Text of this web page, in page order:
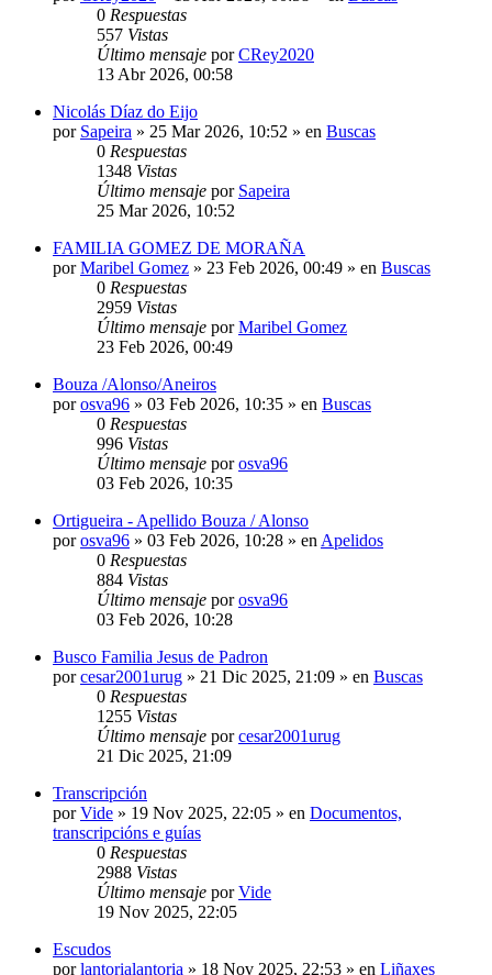
0 Respuestas
557 Vistas
Último mensaje porCRey2020
13 Abr 2026, 00:58
Nicolás Díaz do Eijo
por Sapeira » 25 Mar 2026, 10:52 » en Buscas
0 Respuestas
1348 Vistas
Último mensaje por Sapeira
25 Mar 2026, 10:52
FAMILIA GOMEZ DE MORAÑA
porMaribel Gomez » 23 Feb 2026, 00:49 » en Buscas
0 Respuestas
2959 Vistas
Último mensaje porMaribel Gomez
23 Feb 2026, 00:49
Bouza /Alonso/Aneiros
porosva96 » 03 Feb 2026, 10:35 » en Buscas
0 Respuestas
996 Vistas
Último mensaje porosva96
03 Feb 2026, 10:35
Ortigueira - Apellido Bouza / Alonso
porosva96 » 03 Feb 2026, 10:28 » en Apelidos
0 Respuestas
884 Vistas
Último mensaje porosva96
03 Feb 2026, 10:28
Busco Familia Jesus de Padron
porcesar2001urug » 21 Dic 2025, 21:09 » en Buscas
0 Respuestas
1255 Vistas
Último mensaje porcesar2001urug
21 Dic 2025, 21:09
Transcripción
porVide » 19 Nov 2025, 22:05 » en Documentos,
transcripcións e guías
0 Respuestas
2988 Vistas
Último mensaje porVide
19 Nov 2025, 22:05
Escudos
porlantorialantoria » 18 Nov 2025, 22:53 » en Liñaxes